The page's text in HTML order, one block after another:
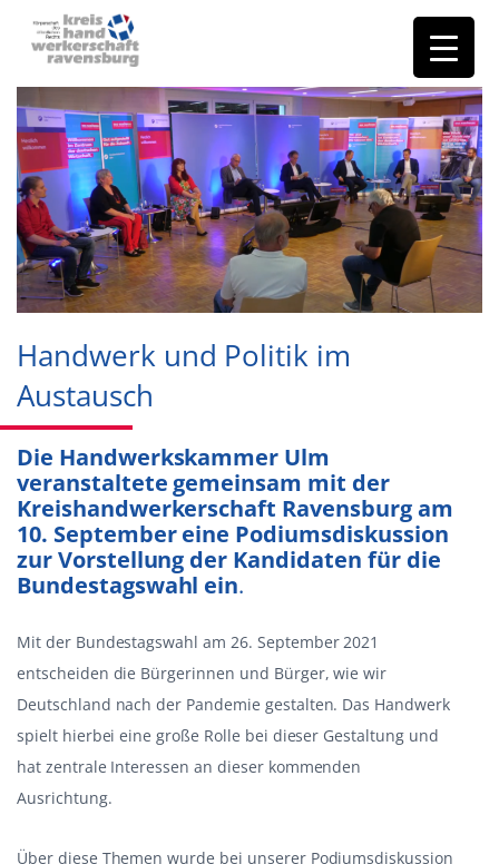
Handwerk und Politik im
Austausch
Die Handwerkskammer Ulm
veranstaltete gemeinsam mit der
Kreishandwerkerschaft Ravensburg am
10. September eine Podiumsdiskussion
zur Vorstellung der Kandidaten für die
Bundestagswahl ein.
Mit der Bundestagswahl am 26. September 2021
entscheiden die Bürgerinnen und Bürger, wie wir
Deutschland nach der Pandemie gestalten. Das Handwerk
spielt hierbei eine große Rolle bei dieser Gestaltung und
hat zentrale Interessen an dieser kommenden
Ausrichtung.
Über diese Themen wurde bei unserer Podiumsdiskussion